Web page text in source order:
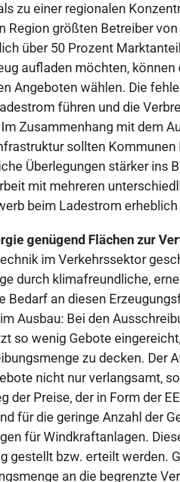
zu einer regionalen
Region größten Betreiber
über 50 Prozent
aufladen möchten,
Angeboten wählen. Die
führen und die
Zusammenhang mit dem
sollten Kommunen
Überlegungen stärker ins
mit mehreren
beim Ladestrom
genügend Flächen zur
im Verkehrssektor
durch klimafreundliche,
Bedarf an diesen
Ausbau: Bei den
so wenig Gebote
zu decken. Der
nicht nur verlangsamt,
der Preise, der in Form der
für die geringe Anzahl der
für Windkraftanlagen.
gestellt bzw. erteilt werden.
an die begrenzte